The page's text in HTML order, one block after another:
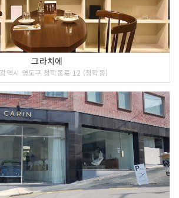
그라치에
역시 영도구 청학동로 12 (청학동)